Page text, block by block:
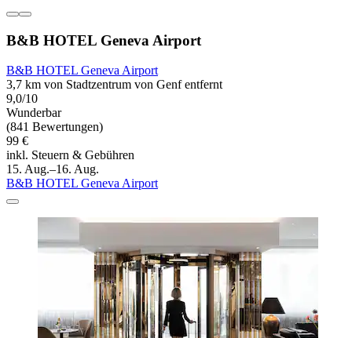
B&B HOTEL Geneva Airport
B&B HOTEL Geneva Airport
3,7 km von Stadtzentrum von Genf entfernt
9,0/10
Wunderbar
(841 Bewertungen)
99 €
inkl. Steuern & Gebühren
15. Aug.–16. Aug.
B&B HOTEL Geneva Airport